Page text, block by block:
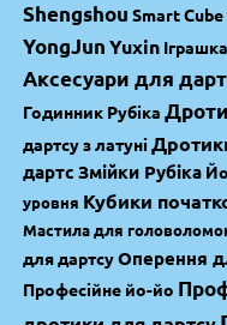
Shengshou Smart Cube
YongJun Yuxin
Аксесуари для
Годинник Рубіка
дартсу з латуні
дартс Змійки Рубіка
уровня Кубики
Мастила для
для дартсуОперення
Професійне йо-йо